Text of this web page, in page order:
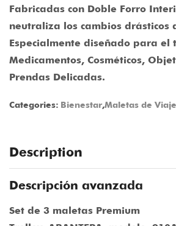
Fabricadas con Doble Forro
neutraliza los cambios drásticos
Especialmente diseñado para el
Medicamentos, Cosméticos,
Prendas Delicadas.
Categories: Bienestar,Maletas de Viaje
Description
Descripción avanzada
Set de 3 maletas Premium